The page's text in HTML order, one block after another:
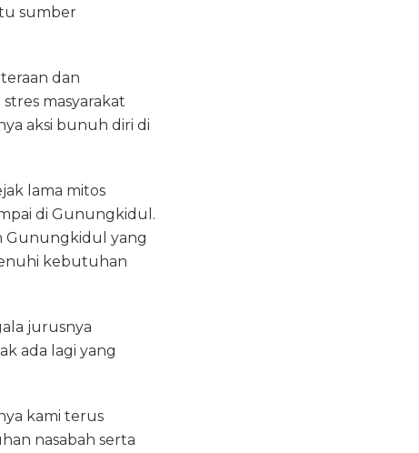
sumber
dan
masyarakat
aksi bunuh diri di
lama mitos
di Gunungkidul.
Gunungkidul yang
kebutuhan
jurusnya
ada lagi yang
kami terus
nasabah serta